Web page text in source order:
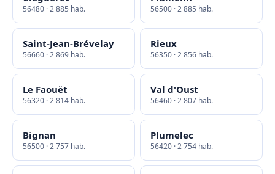
56480 · 2 885 hab. 56500 · 2 885 hab.
Saint-Jean-Brévelay
56660 · 2 869 hab.
Rieux
56350 · 2 856 hab.
Le Faouët
56320 · 2 814 hab.
Val d'Oust
56460 · 2 807 hab.
Bignan
56500 · 2 757 hab.
Plumelec
56420 · 2 754 hab.